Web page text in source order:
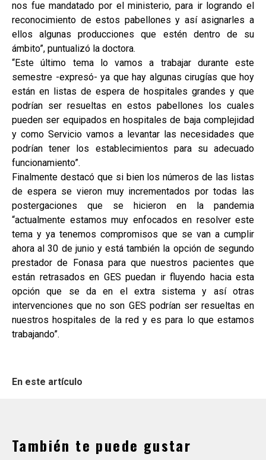
nos fue mandatado por el ministerio, para ir logrando el
reconocimiento de estos pabellones y así asignarles a
ellos algunas producciones que estén dentro de su
ámbito”, puntualizó la doctora.
“Este último tema lo vamos a trabajar durante este
semestre -expresó- ya que hay algunas cirugías que hoy
están en listas de espera de hospitales grandes y que
podrían ser resueltas en estos pabellones los cuales
pueden ser equipados en hospitales de baja complejidad
y como Servicio vamos a levantar las necesidades que
podrían tener los establecimientos para su adecuado
funcionamiento”.
Finalmente destacó que si bien los números de las listas
de espera se vieron muy incrementados por todas las
postergaciones que se hicieron en la pandemia
“actualmente estamos muy enfocados en resolver este
tema y ya tenemos compromisos que se van a cumplir
ahora al 30 de junio y está también la opción de segundo
prestador de Fonasa para que nuestros pacientes que
están retrasados en GES puedan ir fluyendo hacia esta
opción que se da en el extra sistema y así otras
intervenciones que no son GES podrían ser resueltas en
nuestros hospitales de la red y es para lo que estamos
trabajando”.
En este artículo
También te puede gustar